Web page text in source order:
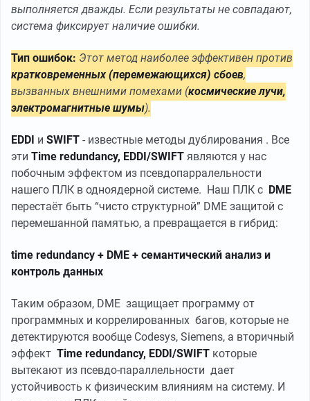
выполняется дважды. Если результаты не совпадают,
система фиксирует наличие ошибки.
Тип ошибок: Этот метод наиболее эффективен против
кратковременных (перемежающихся) сбоев,
вызванных внешними помехами (космические лучи,
электромагнитные шумы).
EDDI и SWIFT - известные методы дублирования . Все
эти Time redundancy, EDDI/SWIFT являются у нас
побочным эффектом из псевдопарралельности
нашего ПЛК в одноядерной системе. Наш ПЛК с DME
перестаёт быть “чисто структурной” DME защитой с
перемешанной памятью, а превращается в гибрид:
time redundancy + DME + семантический анализ и
контроль данных
Таким образом, DME защищает программу от
программных и коррелированных багов, которые не
детектируются вообще Codesys, Siemens, а вторичный
эффект Time redundancy, EDDI/SWIFT которые
вытекают из псевдо-параллельности дает
устойчивость к физическим влияниям на систему. И